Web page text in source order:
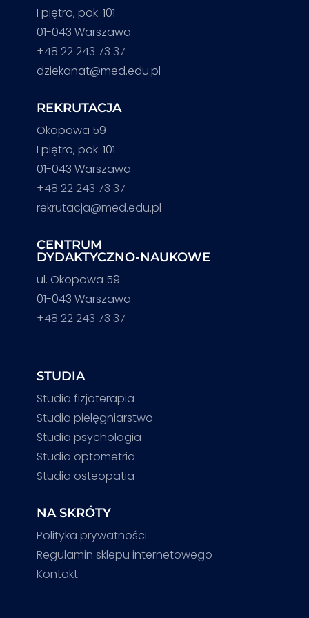
I piętro, pok. 101
01-043 Warszawa
+48 22 243 73 37
dziekanat@med.edu.pl
REKRUTACJA
Okopowa 59
I piętro, pok. 101
01-043 Warszawa
+48 22 243 73 37
rekrutacja@med.edu.pl
CENTRUM
DYDAKTYCZNO-NAUKOWE
ul. Okopowa 59
01-043 Warszawa
+48 22 243 73 37
STUDIA
Studia fizjoterapia
Studia pielęgniarstwo
Studia psychologia
Studia optometria
Studia osteopatia
NA SKRÓTY
Polityka prywatności
Regulamin sklepu internetowego
Kontakt